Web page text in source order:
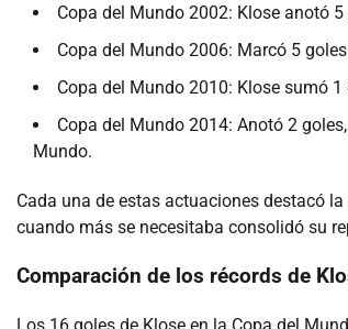
Copa del Mundo 2002: Klose anotó
Copa del Mundo 2006: Marcó 5
Copa del Mundo 2010: Klose sumó
Copa del Mundo 2014: Anotó 2
Mundo.
Cada una de estas actuaciones destacó
cuando más se necesitaba consolidó su
Comparación de los récords de